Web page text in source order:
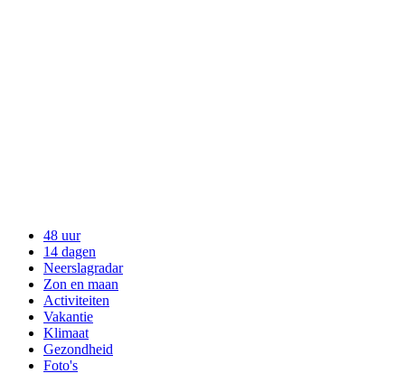
48 uur
14 dagen
Neerslagradar
Zon en maan
Activiteiten
Vakantie
Klimaat
Gezondheid
Foto's